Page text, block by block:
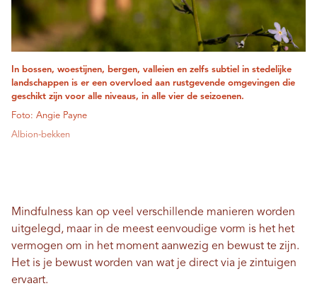
In bossen, woestijnen, bergen, valleien en zelfs subtiel in stedelijke
landschappen is er een overvloed aan rustgevende omgevingen die
geschikt zijn voor alle niveaus, in alle vier de seizoenen.
Foto: Angie Payne
Albion-bekken
Mindfulness kan op veel verschillende manieren worden
uitgelegd, maar in de meest eenvoudige vorm is het het
vermogen om in het moment aanwezig en bewust te zijn.
Het is je bewust worden van wat je direct via je zintuigen
ervaart.